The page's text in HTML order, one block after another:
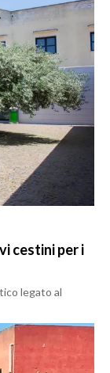
cestini per i
legato al